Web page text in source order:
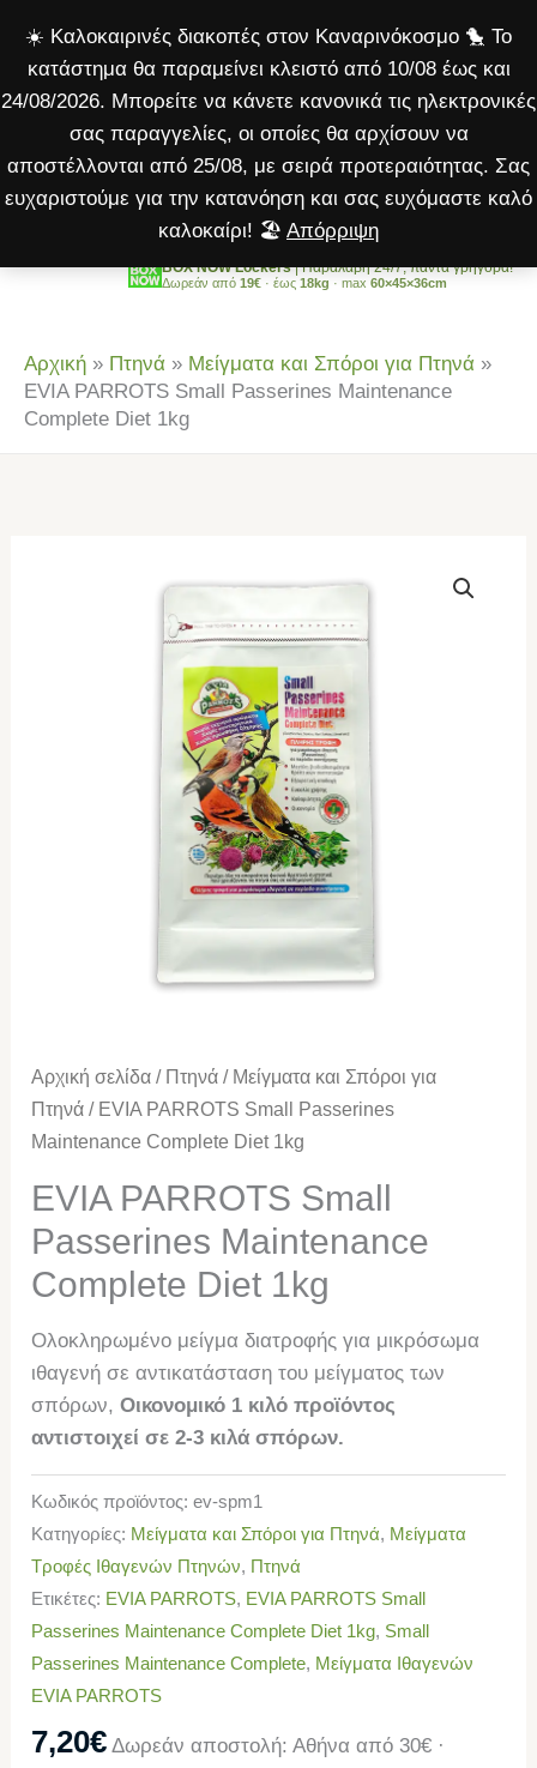
☀️ Καλοκαιρινές διακοπές στον Καναρινόκοσμο 🐤 Το
κατάστημα θα παραμείνει κλειστό από 10/08 έως και
24/08/2026. Μπορείτε να κάνετε κανονικά τις ηλεκτρονικές
σας παραγγελίες, οι οποίες θα αρχίσουν να
αποστέλλονται από 25/08, με σειρά προτεραιότητας. Σας
ευχαριστούμε για την κατανόηση και σας ευχόμαστε καλό
καλοκαίρι! 🏖️ Απόρριψη
στο
περιεχόμενο
BOX NOW Lockers| Παραλαβή 24/7, πάντα γρήγορα!
Δωρεάν από 19€ · έως 18kg · max 60×45×36cm
Αρχική » Πτηνά » Μείγματα και Σπόροι για Πτηνά »
EVIA PARROTS Small Passerines Μaintenance
Complete Diet 1kg
Αρχική σελίδα / Πτηνά / Μείγματα και Σπόροι για
Πτηνά / EVIA PARROTS Small Passerines
Μaintenance Complete Diet 1kg
EVIA PARROTS Small
Passerines Μaintenance
Complete Diet 1kg
Ολοκληρωμένο μείγμα διατροφής για μικρόσωμα
ιθαγενή σε αντικατάσταση του μείγματος των
σπόρων,Οικονομικό 1 κιλό προϊόντος
αντιστοιχεί σε 2-3 κιλά σπόρων.
Κωδικός προϊόντος:ev-spm1
Κατηγορίες: Μείγματα και Σπόροι για Πτηνά, Μείγματα
Τροφές Ιθαγενών Πτηνών, Πτηνά
Ετικέτες: EVIA PARROTS, EVIA PARROTS Small
Passerines Μaintenance Complete Diet 1kg, Small
Passerines Μaintenance Complete, Μείγματα Ιθαγενών
EVIA PARROTS
7,20€ Δωρεάν αποστολή: Αθήνα από 30€ ·
Passerines
Μaintenance
Complete
1kg
ποσότητα